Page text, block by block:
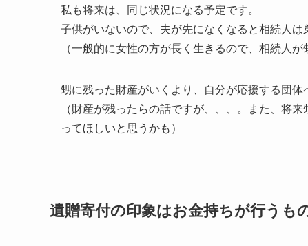
私も将来は、同じ状況になる予定です。
子供がいないので、夫が先になくなると相続人は
（一般的に女性の方が長く生きるので、相続人が
甥に残った財産がいくより、自分が応援する団体
（財産が残ったらの話ですが、、、。また、将
ってほしいと思うかも）
遺贈寄付の印象はお金持ちが行うも